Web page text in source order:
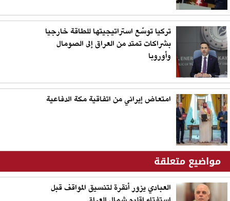
تركيا توسّع استراتيجيتها للطاقة خارجيا
بشراكات تمتد من العراق إلى الصومال
وأوروبا
امتعاض إيراني من اتفاقية مكة الدفاعية
مواضيع متعلقة
العبادي يزور أنقرة لتنسيق المواقف قبل